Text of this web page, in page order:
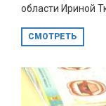
области Ириной
СМОТРЕТЬ